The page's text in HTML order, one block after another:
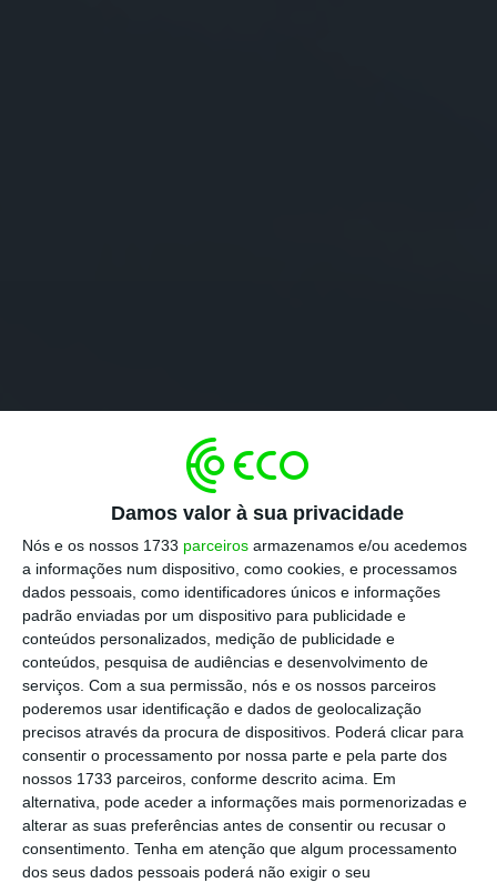
Damos valor à sua privacidade
Nós e os nossos 1733 parceiros armazenamos e/ou acedemos
a informações num dispositivo, como cookies, e processamos
dados pessoais, como identificadores únicos e informações
padrão enviadas por um dispositivo para publicidade e
conteúdos personalizados, medição de publicidade e
conteúdos, pesquisa de audiências e desenvolvimento de
serviços. Com a sua permissão, nós e os nossos parceiros
poderemos usar identificação e dados de geolocalização
precisos através da procura de dispositivos. Poderá clicar para
consentir o processamento por nossa parte e pela parte dos
nossos 1733 parceiros, conforme descrito acima. Em
alternativa, pode aceder a informações mais pormenorizadas e
alterar as suas preferências antes de consentir ou recusar o
consentimento. Tenha em atenção que algum processamento
dos seus dados pessoais poderá não exigir o seu